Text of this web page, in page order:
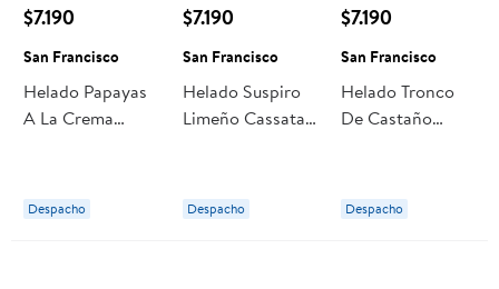
$7.190
San Francisco
Helado Papayas
A La Crema
Despacho
$7.190
San Francisco
Helado Suspiro
Limeño Cassata 1
Despacho
$7.190
San Francisco
Helado Tronco
De Castaño
Despacho